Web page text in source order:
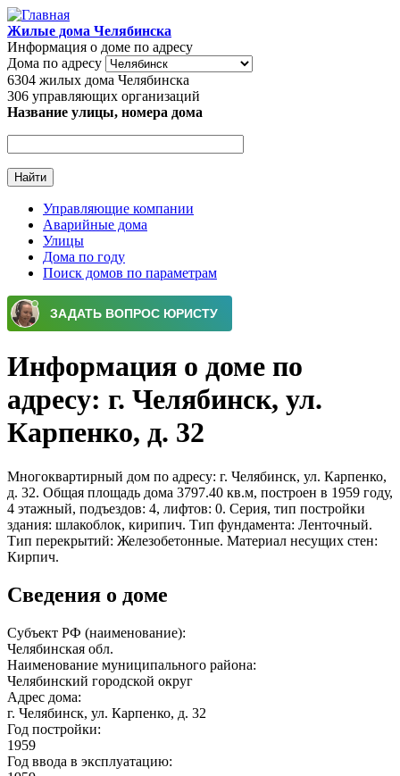
Перейти к основному содержанию
Жилые дома Челябинска
Информация о доме по адресу
Дома по адресу
6304 жилых дома Челябинска
306 управляющих организаций
Название улицы, номера дома
Главное меню
Управляющие компании
Аварийные дома
Улицы
Дома по году
Поиск домов по параметрам
Информация о доме по
адресу: г. Челябинск, ул.
Карпенко, д. 32
Многоквартирный дом по адресу: г. Челябинск, ул. Карпенко,
д. 32. Общая площадь дома 3797.40 кв.м, построен в 1959 году,
4 этажный, подъездов: 4, лифтов: 0. Серия, тип постройки
здания: шлакоблок, кирипич. Тип фундамента: Ленточный.
Тип перекрытий: Железобетонные. Материал несущих стен:
Кирпич.
Сведения о доме
Субъект РФ (наименование):
Челябинская обл.
Наименование муниципального района:
Челябинский городской округ
Адрес дома:
г. Челябинск, ул. Карпенко, д. 32
Год постройки:
1959
Год ввода в эксплуатацию: